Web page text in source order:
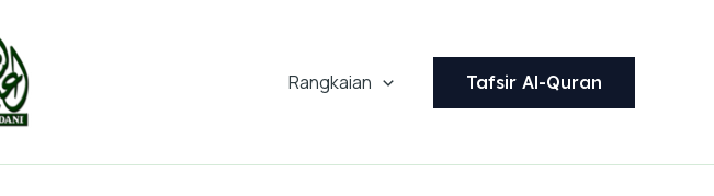
Rangkaian Tafsir Al-Quran